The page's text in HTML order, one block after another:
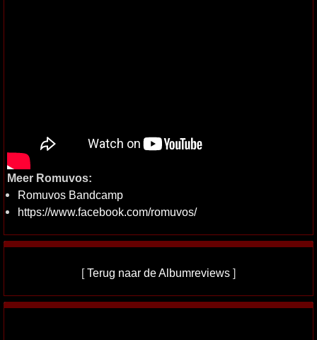
Meer Romuvos:
Romuvos Bandcamp
https://www.facebook.com/romuvos/
[Terug naar de Albumreviews ]